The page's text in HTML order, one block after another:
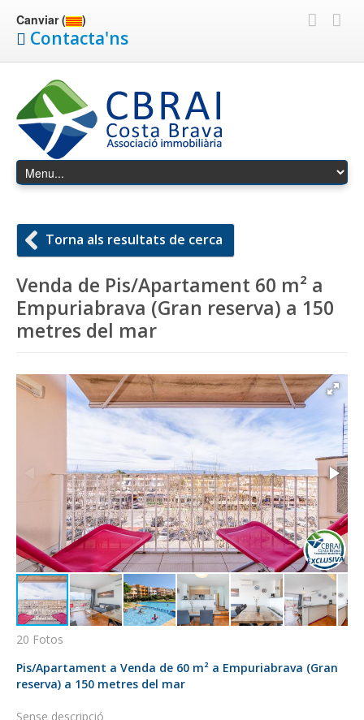
Canviar ( )
Contacta'ns
Torna als resultats de cerca
Venda de Pis/Apartament 60 m² a
Empuriabrava (Gran reserva) a 150
metres del mar
20 Fotos
Pis/Apartament a Venda de 60 m² a Empuriabrava (Gran
reserva) a 150 metres del mar
Sense descripció